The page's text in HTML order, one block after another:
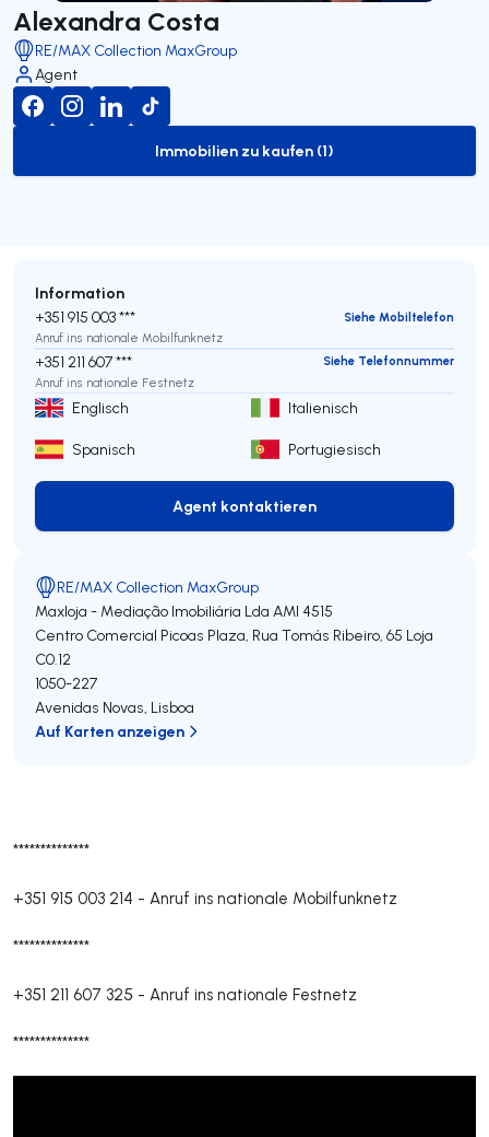
Alexandra Costa
RE/MAX Collection MaxGroup
Agent
to-buy-listing
Immobilien zu kaufen (1)
**************
+351 915 003 214 - Anruf ins nationale Mobilfunknetz
**************
+351 211 607 325 - Anruf ins nationale Festnetz
**************
Information
+351 915 003 ***
Siehe Mobiltelefon
Anruf ins nationale Mobilfunknetz
+351 211 607 ***
Siehe Telefonnummer
Anruf ins nationale Festnetz
Englisch Italienisch
Spanisch Portugiesisch
Agent kontaktieren
Agent kontaktieren
RE/MAX Collection MaxGroup
Maxloja - Mediação Imobiliária Lda AMI 4515
Centro Comercial Picoas Plaza, Rua Tomás Ribeiro, 65 Loja
C0.12
1050-227
Avenidas Novas, Lisboa
Auf Karten anzeigen